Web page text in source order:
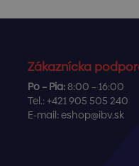
Zákaznícka
Po – Pia:8:00 – 16:00
Tel.:+421 905 505 240
E-mail:eshop@ibv.sk